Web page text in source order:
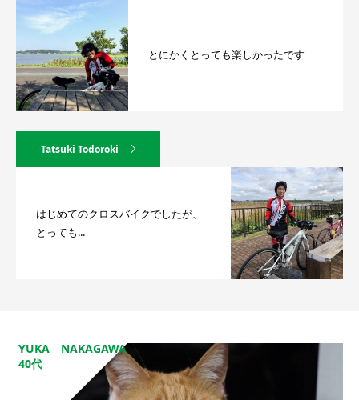
とにかくとっても楽しかったです
Tatsuki Todoroki
はじめてのクロスバイクでしたが、
とっても...
YUKA NAKAGAWA
40代